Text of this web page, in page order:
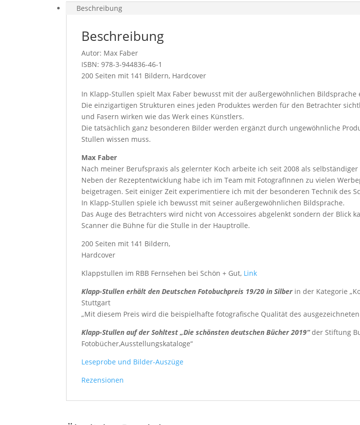
Beschreibung
Beschreibung
Autor: Max Faber
ISBN: 978-3-944836-46-1
200 Seiten mit 141 Bildern, Hardcover
In Klapp-Stullen spielt Max Faber bewusst mit der außergewöhnlichen Bildsprache
Die einzigartigen Strukturen eines jeden Produktes werden für den Betrachter
und Fasern wirken wie das Werk eines Künstlers.
Die tatsächlich ganz besonderen Bilder werden ergänzt durch ungewöhnliche
Stullen wissen muss.
Max Faber
Nach meiner Berufspraxis als gelernter Koch arbeite ich seit 2008 als
Neben der Rezeptentwicklung habe ich im Team mit FotografInnen zu vielen
beigetragen. Seit einiger Zeit experimentiere ich mit der besonderen Technik des
In Klapp-Stullen spiele ich bewusst mit seiner außergewöhnlichen Bildsprache.
Das Auge des Betrachters wird nicht von Accessoires abgelenkt sondern der
Scanner die Bühne für die Stulle in der Hauptrolle.
200 Seiten mit 141 Bildern,
Hardcover
Klappstullen im RBB Fernsehen bei Schön + Gut, Link
Klapp-Stullen erhält den Deutschen Fotobuchpreis 19/20 in Silberin der Kategorie
Stuttgart
„Mit diesem Preis wird die beispielhafte fotografische Qualität des
Klapp-Stullen auf der Sohltest „Die schönsten deutschen Bücher 2019“ der Stiftung
Fotobücher,Ausstellungskataloge“
Leseprobe und Bilder-Auszüge
Rezensionen